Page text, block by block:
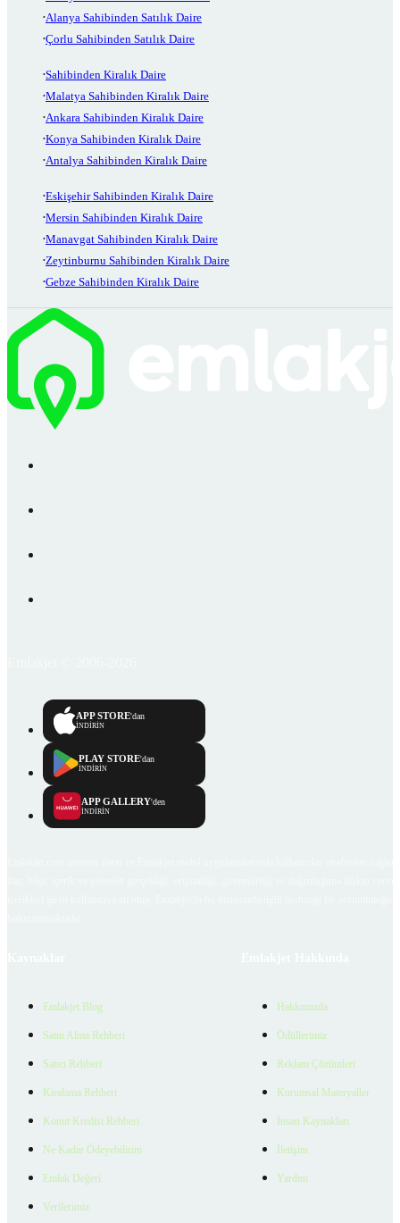
Alanya Sahibinden Satılık Daire
Çorlu Sahibinden Satılık Daire
Sahibinden Kiralık Daire
Malatya Sahibinden Kiralık Daire
Ankara Sahibinden Kiralık Daire
Konya Sahibinden Kiralık Daire
Antalya Sahibinden Kiralık Daire
Eskişehir Sahibinden Kiralık Daire
Mersin Sahibinden Kiralık Daire
Manavgat Sahibinden Kiralık Daire
Zeytinburnu Sahibinden Kiralık Daire
Gebze Sahibinden Kiralık Daire
APP STORE'dan
İNDİRİN
PLAY STORE'dan
İNDİRİN
APP GALLERY'den
İNDİRİN
Emlakjet Blog
Satın Alma Rehberi
Satıcı Rehberi
Kiralama Rehberi
Konut Kredisi Rehberi
Ne Kadar Ödeyebilirim
Emlak Değeri
Verilerimiz
Hakkımızda
Ödüllerimiz
Reklam Çözümleri
Kurumsal Materyaller
İnsan Kaynakları
İletişim
Yardım